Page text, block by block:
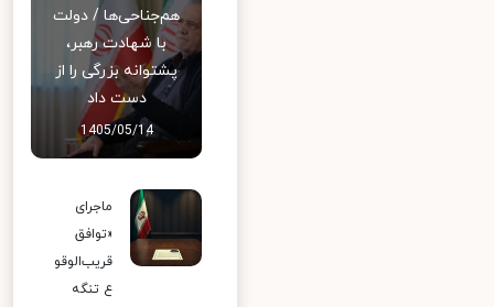
هم‌جناحی‌ها / دولت
با شهادت رهبر،
پشتوانه بزرگی را از
دست داد
1405/05/14
ماجرای
«توافق
قریب‌الوقو
ع تنگه